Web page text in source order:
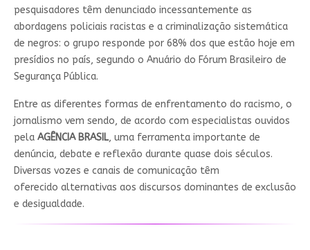
pesquisadores têm denunciado incessantemente as
abordagens policiais racistas e a criminalização sistemática
de negros: o grupo responde por 68% dos que estão hoje em
presídios no país, segundo o Anuário do Fórum Brasileiro de
Segurança Pública.
Entre as diferentes formas de enfrentamento do racismo, o
jornalismo vem sendo, de acordo com especialistas ouvidos
pela AGÊNCIA BRASIL, uma ferramenta importante de
denúncia, debate e reflexão durante quase dois séculos.
Diversas vozes e canais de comunicação têm
oferecido alternativas aos discursos dominantes de exclusão
e desigualdade.